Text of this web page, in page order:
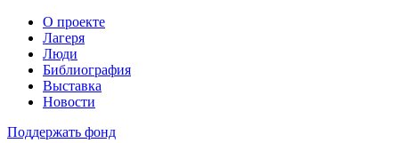
О проекте
Лагеря
Люди
Библиография
Выставка
Новости
Поддержать фонд